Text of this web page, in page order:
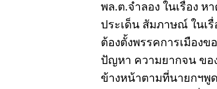
พล.ต.จำลอง ในเรื่อง ห
ประเด็น สัมภาษณ์ ในเ
ต้องตั้งพรรคการเมืองข
ปัญหา ความยากจน ขอ
ข้างหน้าตามที่นายกฯพู